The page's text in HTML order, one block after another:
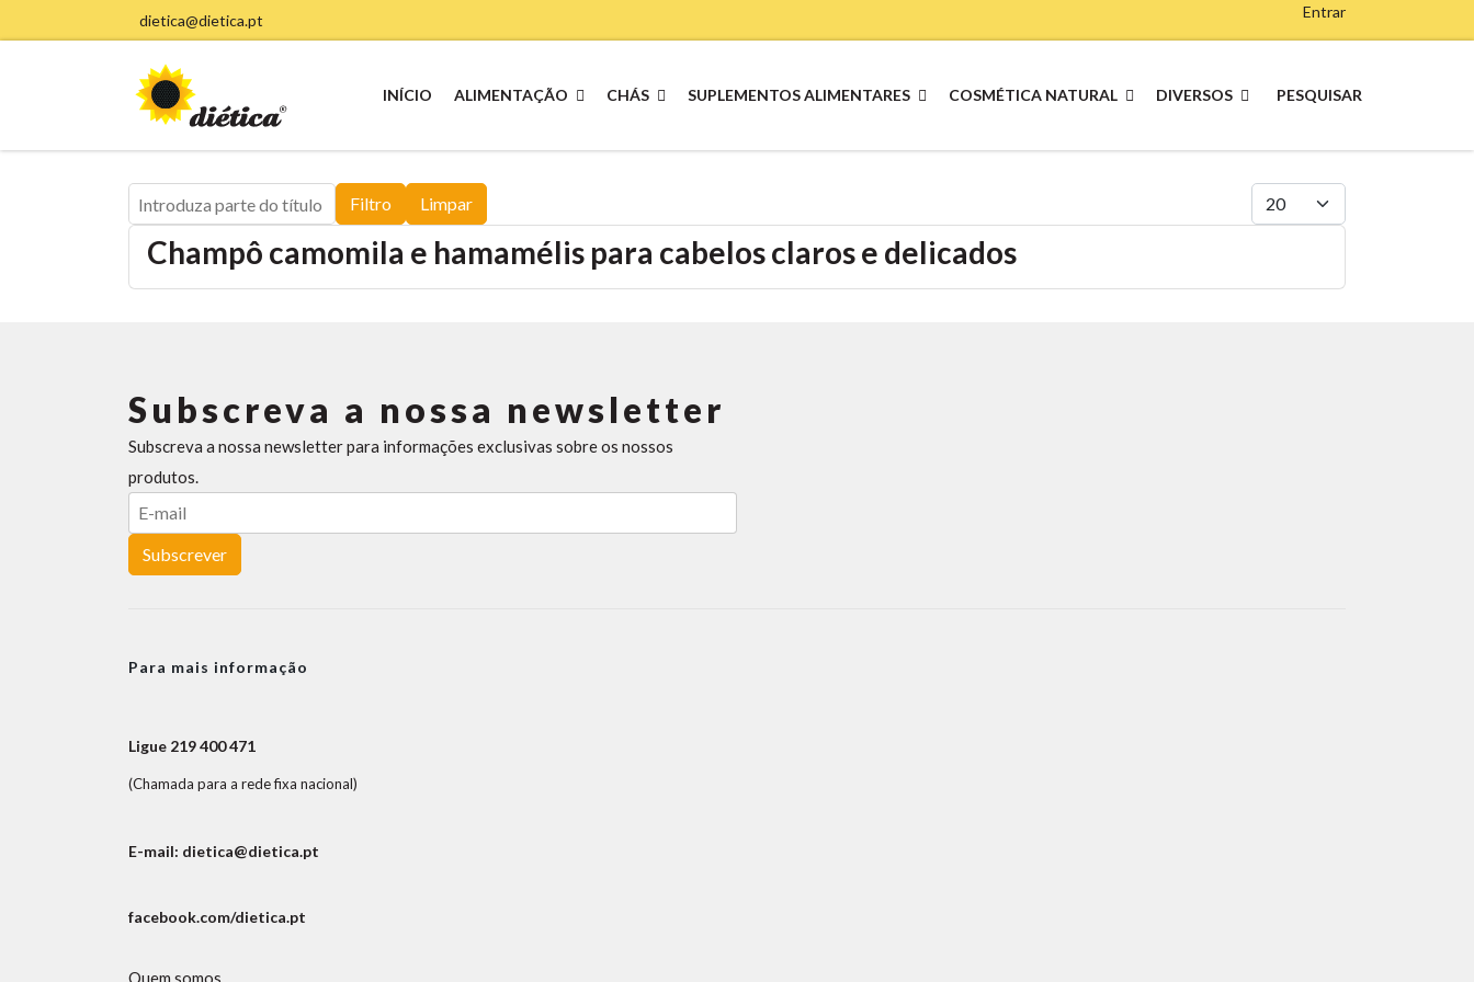
dietica@dietica.pt Entrar
INÍCIO ALIMENTAÇÃO CHÁS SUPLEMENTOS ALIMENTARES COSMÉTICA NATURAL DIVERSOS PESQUISAR
Introduza parte do título Filtro Limpar Qtd. a exibir
Champô camomila e hamamélis para cabelos claros e delicados
Subscreva a nossa newsletter
Subscreva a nossa newsletter para informações exclusivas sobre os nossos
produtos.
Subscrever
Para mais informação
Ligue 219 400 471
(Chamada para a rede fixa nacional)
E-mail: dietica@dietica.pt
facebook.com/dietica.pt
Quem somos